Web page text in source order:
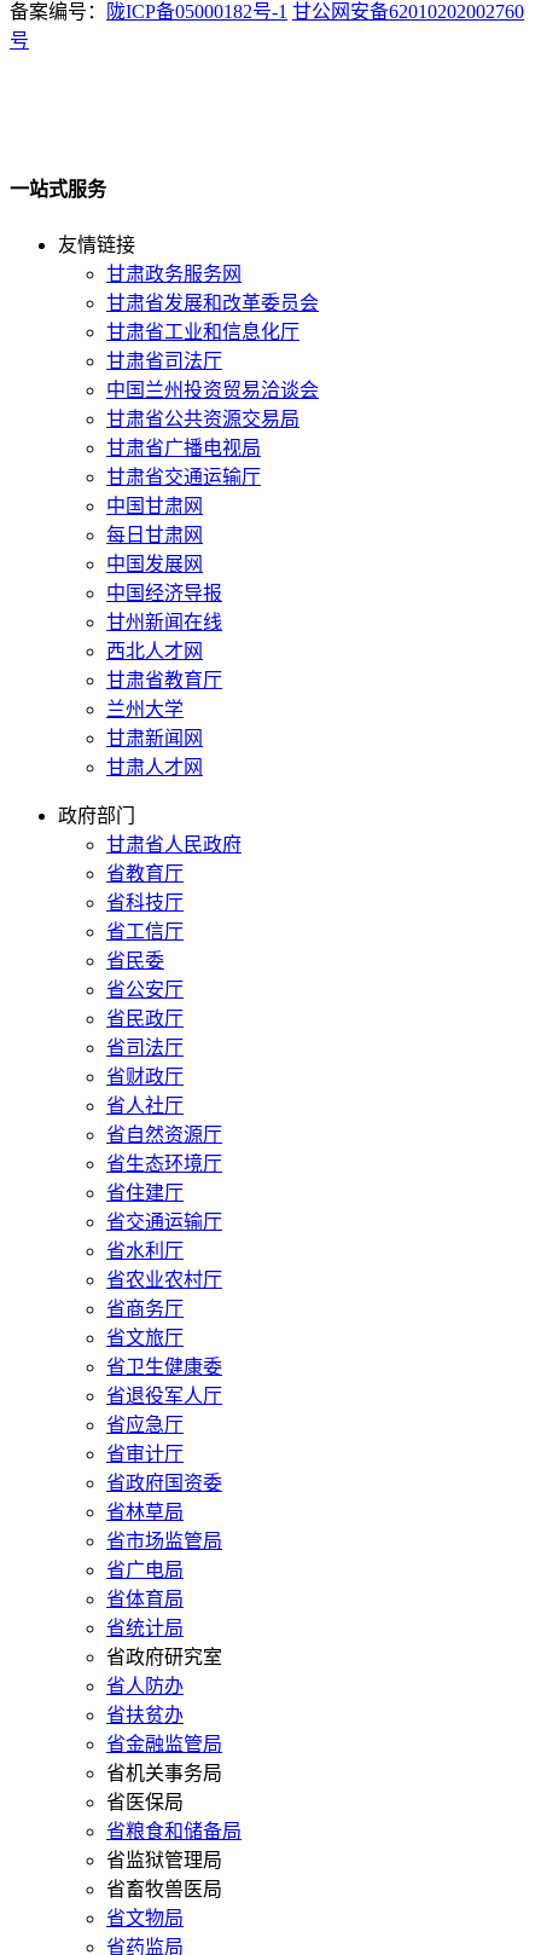
备案编号： 陇ICP备05000182号-1 甘公网安备62010202002760
号
一站式服务
友情链接
甘肃政务服务网
甘肃省发展和改革委员会
甘肃省工业和信息化厅
甘肃省司法厅
中国兰州投资贸易洽谈会
甘肃省公共资源交易局
甘肃省广播电视局
甘肃省交通运输厅
中国甘肃网
每日甘肃网
中国发展网
中国经济导报
甘州新闻在线
西北人才网
甘肃省教育厅
兰州大学
甘肃新闻网
甘肃人才网
政府部门
甘肃省人民政府
省教育厅
省科技厅
省工信厅
省民委
省公安厅
省民政厅
省司法厅
省财政厅
省人社厅
省自然资源厅
省生态环境厅
省住建厅
省交通运输厅
省水利厅
省农业农村厅
省商务厅
省文旅厅
省卫生健康委
省退役军人厅
省应急厅
省审计厅
省政府国资委
省林草局
省市场监管局
省广电局
省体育局
省统计局
省政府研究室
省人防办
省扶贫办
省金融监管局
省机关事务局
省医保局
省粮食和储备局
省监狱管理局
省畜牧兽医局
省文物局
省药监局